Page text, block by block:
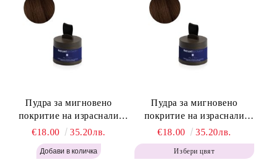
Пудра за мигновено
покритие на израснали
корени Топло Кафяво -
Labor Pro Instant Retouch
Powder - Warm Brown H643
€18.00 35.20лв.
Пудра за мигновено
покритие на израснали
корени Кафяво - Labor Pro
Instant Retouch Powder -
Brown H642
€18.00 35.20лв.
Избери цвят